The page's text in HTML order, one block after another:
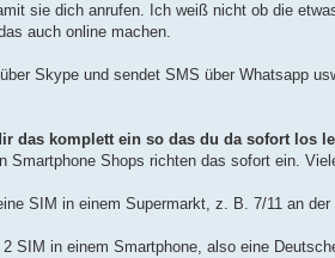
sie dich anrufen. Ich weiß nicht ob die
auch online machen.
Skype und sendet SMS über Whatsapp
das komplett ein so das du da sofort los
Smartphone Shops richten das sofort ein.
SIM in einem Supermarkt, z. B. 7/11 an
SIM in einem Smartphone, also eine